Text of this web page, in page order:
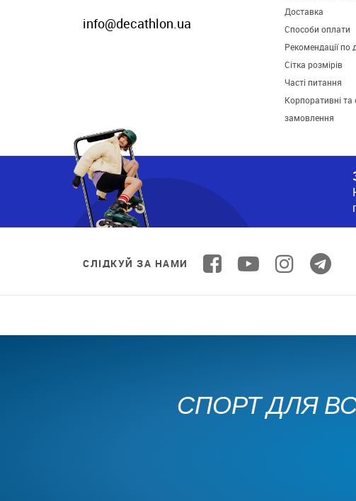
info@decathlon.ua
Доставка
Способи оплати
Рекомендації по
Сітка розмірів
Часті питання
Корпоративні та
замовлення
СЛІДКУЙ ЗА НАМИ
СПОРТ ДЛЯ